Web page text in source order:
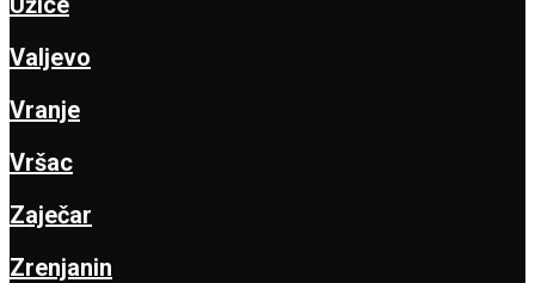
Valjevo
Vranje
Vršac
Zaječar
Zrenjanin